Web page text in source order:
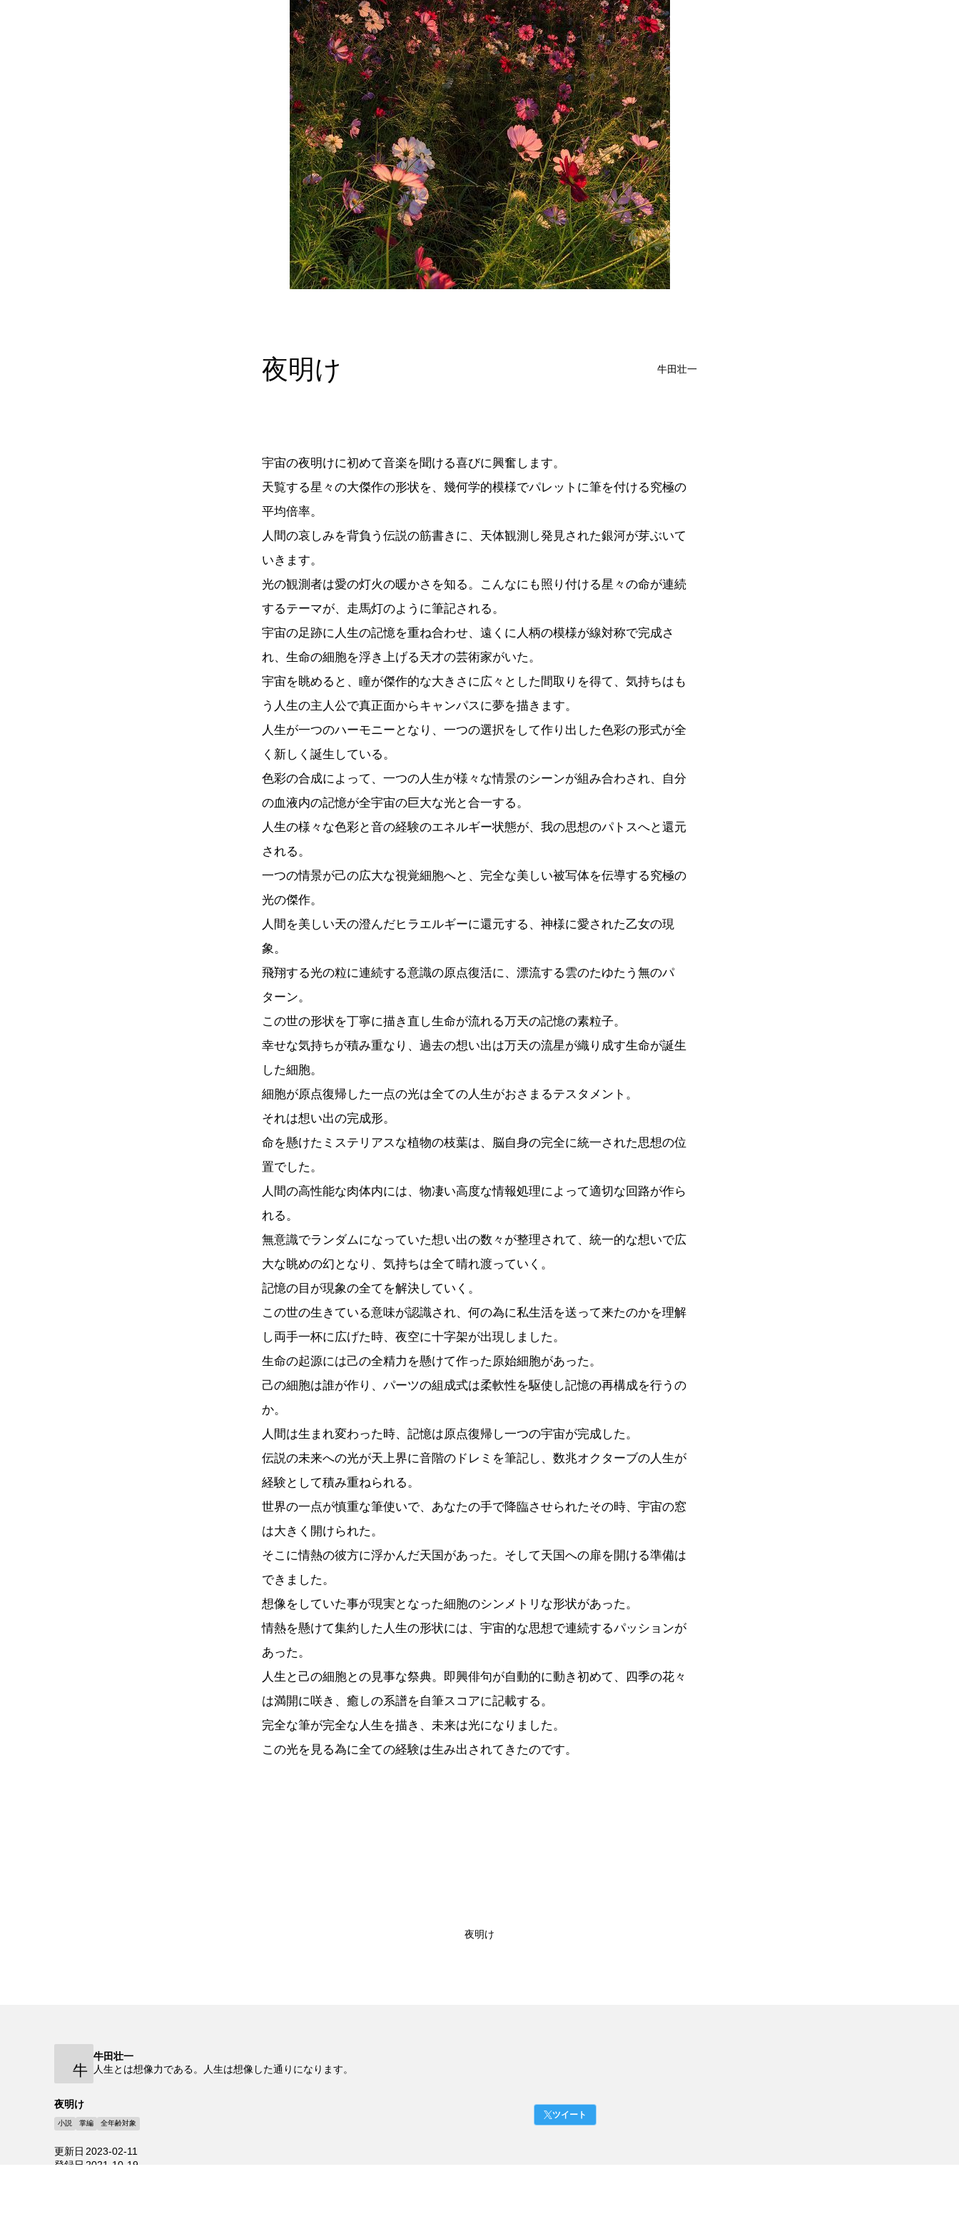
夜明け 牛田壮一
宇宙の夜明けに初めて音楽を聞ける喜びに興奮します。
天覧する星々の大傑作の形状を、幾何学的模様でパレットに筆を付ける究極の
平均倍率。
人間の哀しみを背負う伝説の筋書きに、天体観測し発見された銀河が芽ぶいて
いきます。
光の観測者は愛の灯火の暖かさを知る。こんなにも照り付ける星々の命が連続
するテーマが、走馬灯のように筆記される。
宇宙の足跡に人生の記憶を重ね合わせ、遠くに人柄の模様が線対称で完成さ
れ、生命の細胞を浮き上げる天才の芸術家がいた。
宇宙を眺めると、瞳が傑作的な大きさに広々とした間取りを得て、気持ちはも
う人生の主人公で真正面からキャンパスに夢を描きます。
人生が一つのハーモニーとなり、一つの選択をして作り出した色彩の形式が全
く新しく誕生している。
色彩の合成によって、一つの人生が様々な情景のシーンが組み合わされ、自分
の血液内の記憶が全宇宙の巨大な光と合一する。
人生の様々な色彩と音の経験のエネルギー状態が、我の思想のパトスへと還元
される。
一つの情景が己の広大な視覚細胞へと、完全な美しい被写体を伝導する究極の
光の傑作。
人間を美しい天の澄んだヒラエルギーに還元する、神様に愛された乙女の現
象。
飛翔する光の粒に連続する意識の原点復活に、漂流する雲のたゆたう無のパ
ターン。
この世の形状を丁寧に描き直し生命が流れる万天の記憶の素粒子。
幸せな気持ちが積み重なり、過去の想い出は万天の流星が織り成す生命が誕生
した細胞。
細胞が原点復帰した一点の光は全ての人生がおさまるテスタメント。
それは想い出の完成形。
命を懸けたミステリアスな植物の枝葉は、脳自身の完全に統一された思想の位
置でした。
人間の高性能な肉体内には、物凄い高度な情報処理によって適切な回路が作ら
れる。
無意識でランダムになっていた想い出の数々が整理されて、統一的な想いで広
大な眺めの幻となり、気持ちは全て晴れ渡っていく。
記憶の目が現象の全てを解決していく。
この世の生きている意味が認識され、何の為に私生活を送って来たのかを理解
し両手一杯に広げた時、夜空に十字架が出現しました。
生命の起源には己の全精力を懸けて作った原始細胞があった。
己の細胞は誰が作り、パーツの組成式は柔軟性を駆使し記憶の再構成を行うの
か。
人間は生まれ変わった時、記憶は原点復帰し一つの宇宙が完成した。
伝説の未来への光が天上界に音階のドレミを筆記し、数兆オクターブの人生が
経験として積み重ねられる。
世界の一点が慎重な筆使いで、あなたの手で降臨させられたその時、宇宙の窓
は大きく開けられた。
そこに情熱の彼方に浮かんだ天国があった。そして天国への扉を開ける準備は
できました。
想像をしていた事が現実となった細胞のシンメトリな形状があった。
情熱を懸けて集約した人生の形状には、宇宙的な思想で連続するパッションが
あった。
人生と己の細胞との見事な祭典。即興俳句が自動的に動き初めて、四季の花々
は満開に咲き、癒しの系譜を自筆スコアに記載する。
完全な筆が完全な人生を描き、未来は光になりました。
この光を見る為に全ての経験は生み出されてきたのです。
夜明け
牛
牛田壮一
人生とは想像力である。人生は想像した通りになります。
夜明け
小説 掌編 全年齢対象
更新日 2023-02-11
登録日 2021-10-19
ツイート